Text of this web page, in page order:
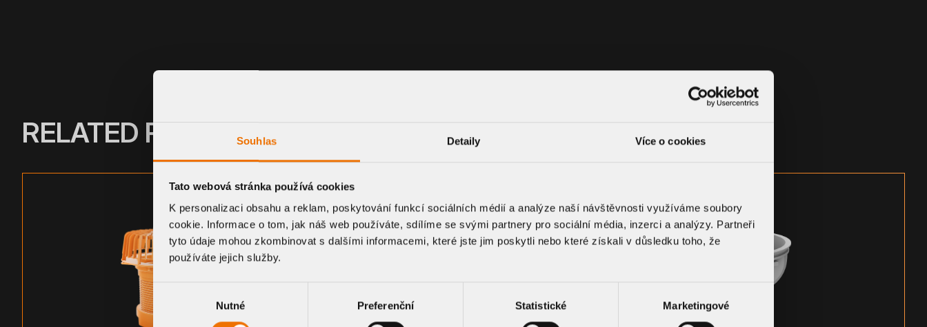
Souhlas Detaily Více o cookies
Tato webová stránka používá cookies
K personalizaci obsahu a reklam, poskytování funkcí sociálních médií a analýze naší návštěvnosti využíváme soubory
cookie. Informace o tom, jak náš web používáte, sdílíme se svými partnery pro sociální média, inzerci a analýzy. Partneři
tyto údaje mohou zkombinovat s dalšími informacemi, které jste jim poskytli nebo které získali v důsledku toho, že
používáte jejich služby.
Výběr
souhlasu
Nutné Preferenční Statistické Marketingové
RELATED PRODUCTS